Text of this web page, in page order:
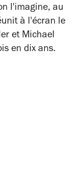
l'imagine, au
à l'écran le
et Michael
en dix ans.